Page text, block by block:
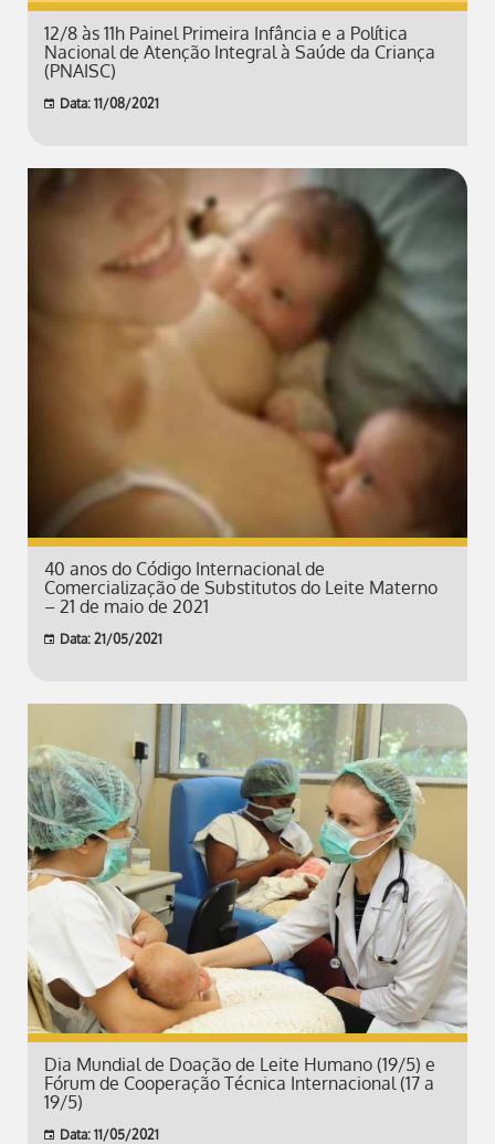
12/8 às 11h Painel Primeira Infância e a Política
Nacional de Atenção Integral à Saúde da Criança
(PNAISC)
Data: 11/08/2021
40 anos do Código Internacional de
Comercialização de Substitutos do Leite Materno
– 21 de maio de 2021
Data: 21/05/2021
Dia Mundial de Doação de Leite Humano (19/5) e
Fórum de Cooperação Técnica Internacional (17 a
19/5)
Data: 11/05/2021